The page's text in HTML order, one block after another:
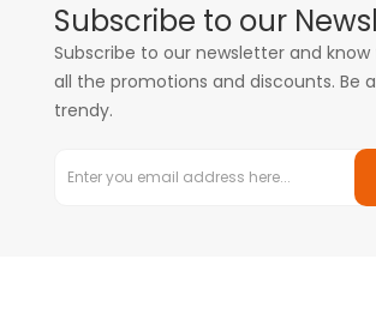
Subscribe to our
Subscribe to our newsletter and
all the promotions and discounts. Be
trendy.